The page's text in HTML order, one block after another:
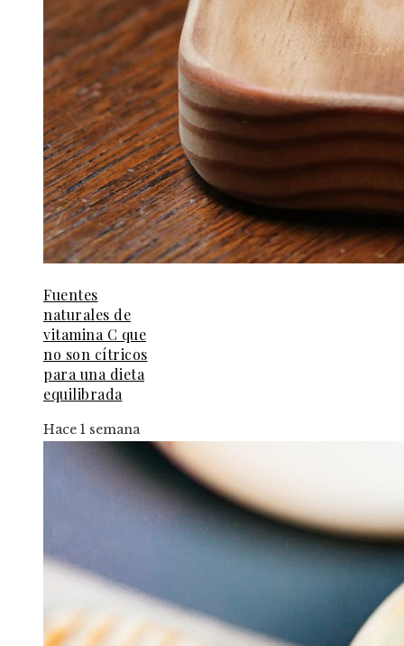
Fuentes
naturales de
vitamina C que
no son cítricos
para una dieta
equilibrada
Hace 1 semana